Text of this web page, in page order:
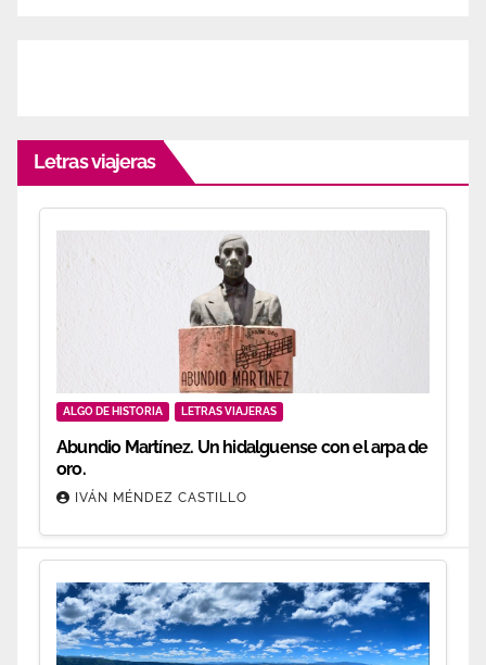
Letras viajeras
ALGO DE HISTORIA LETRAS VIAJERAS
Abundio Martínez. Un hidalguense con el arpa de
oro.
IVÁN MÉNDEZ CASTILLO